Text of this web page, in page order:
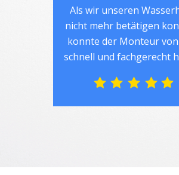
Als wir unseren
nicht mehr betätigen
konnte der Monteur von
schnell und fachgerecht